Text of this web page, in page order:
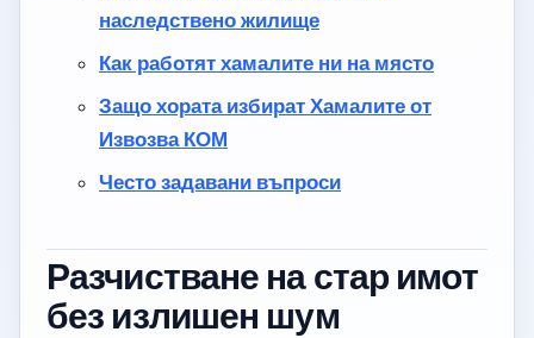
наследствено жилище
Как работят хамалите ни на място
Защо хората избират Хамалите от
Извозва КОМ
Често задавани въпроси
Разчистване на стар имот
без излишен шум